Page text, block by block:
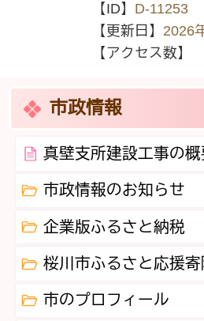
【ID】 D-11253
【更新日】 2026
【アクセス数】
市政情報
真壁支所建設工事の
市政情報のお知らせ
企業版ふるさと納税
桜川市ふるさと応援寄
市のプロフィール